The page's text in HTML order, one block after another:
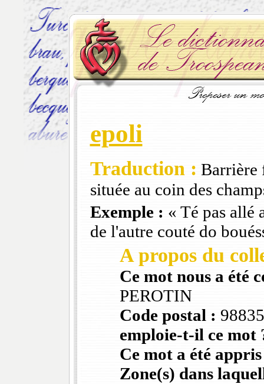
epoli
Traduction : Barrière
située au coin des
Exemple : « Té pas allé
de l'autre couté do
A propos du
Ce mot nous a été
PEROTIN
Code postal :
emploie-t-il ce mot
Ce mot a été
Zone(s) dans